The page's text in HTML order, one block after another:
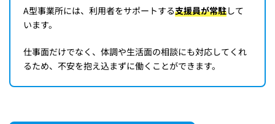
A型事業所には、利用者をサポートする支援員が常駐して
います。
仕事面だけでなく、体調や生活面の相談にも対応してくれ
るため、不安を抱え込まずに働くことができます。